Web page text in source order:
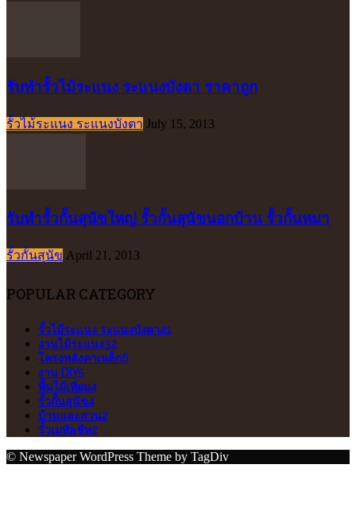
รับทำรั้วไม้ระแนง ระแนงบังตา ราคาถูก
รั้วไม้ระแนง ระแนงบังตา July 15, 2013
รับทำรั้วกั้นสุนัขใหญ่ รั้วกั้นสุนัขนอกบ้าน รั้วกั้นหมา
รั้วกั้นสุนัข April 21, 2013
POPULAR CATEGORY
รั้วไม้ระแนง ระแนงบังตา41
งานไม้ระแนง32
โครงหลังคาเหล็ก6
งาน DIY5
พื้นไม้เทียม4
รั้วกั้นสุนัข4
บ้านและสวน2
รั้วเมทัลชีท2
© Newspaper WordPress Theme by TagDiv